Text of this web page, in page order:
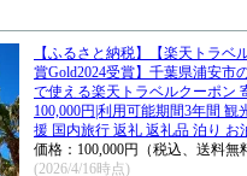
【ふるさと納税】【楽天トラベ
賞Gold2024受賞】千葉県浦安市
で使える楽天トラベルクーポン
100,000円|利用可能期間3年間 観
援 国内旅行 返礼 返礼品 泊り お
価格：100,000円（税込、送料無
(2026/4/16時点)